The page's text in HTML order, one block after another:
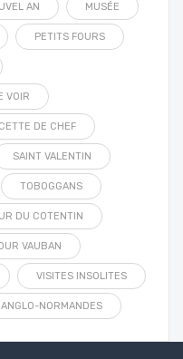
AN MUSÉE
PETITS FOURS
VOIR
DE CHEF
SAINT VALENTIN
TOBOGGANS
DU COTENTIN
VAUBAN
VISITES INSOLITES
NORMANDES